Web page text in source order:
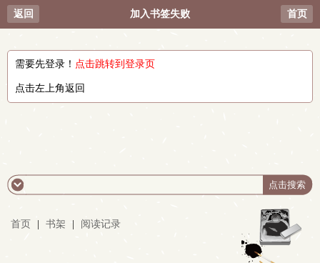
返回 加入书签失败 首页
需要先登录！ 点击跳转到登录页
点击左上角返回
首页 书架 阅读记录